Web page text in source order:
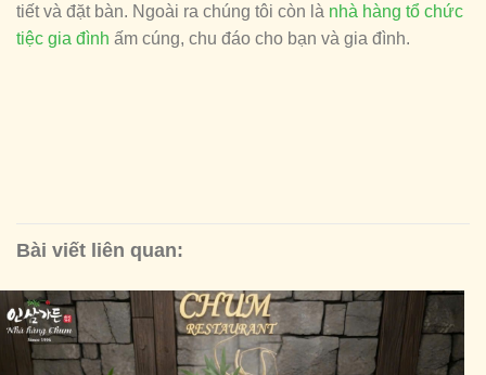
tiết và đặt bàn. Ngoài ra chúng tôi còn là nhà hàng tổ chức
tiệc gia đình ấm cúng, chu đáo cho bạn và gia đình.
Bài viết liên quan: